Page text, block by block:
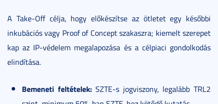
A Take-Off célja, hogy előkészítse az ötletet egy későbbi
inkubációs vagy Proof of Concept szakaszra; kiemelt szerepet
kap az IP-védelem megalapozása és a célpiaci gondolkodás
elindítása.
Bemeneti feltételek:SZTE-s jogviszony, legalább TRL2